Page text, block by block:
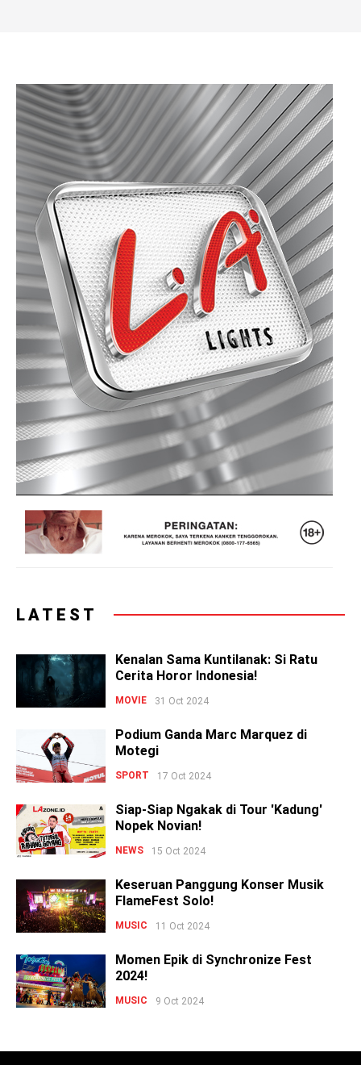
LATEST
Kenalan Sama Kuntilanak: Si Ratu
Cerita Horor Indonesia!
MOVIE 31 Oct 2024
Podium Ganda Marc Marquez di
Motegi
SPORT 17 Oct 2024
Siap-Siap Ngakak di Tour 'Kadung'
Nopek Novian!
NEWS 15 Oct 2024
Keseruan Panggung Konser Musik
FlameFest Solo!
MUSIC 11 Oct 2024
Momen Epik di Synchronize Fest
2024!
MUSIC 9 Oct 2024